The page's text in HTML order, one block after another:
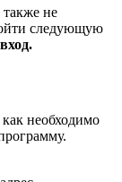
также не
следующую
необходимо